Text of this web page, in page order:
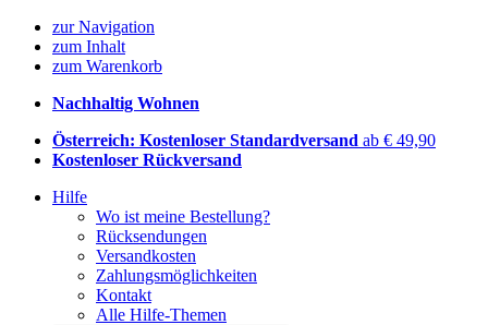
zur Navigation
zum Inhalt
zum Warenkorb
Nachhaltig Wohnen
Österreich: Kostenloser Standardversand ab € 49,90
Kostenloser Rückversand
Hilfe
Wo ist meine Bestellung?
Rücksendungen
Versandkosten
Zahlungsmöglichkeiten
Kontakt
Alle Hilfe-Themen